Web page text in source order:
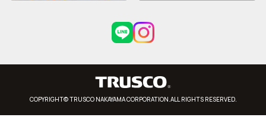
COPYRIGHT© TRUSCO NAKAYAMA CORPORATION.ALL RIGHTS RESERVED.